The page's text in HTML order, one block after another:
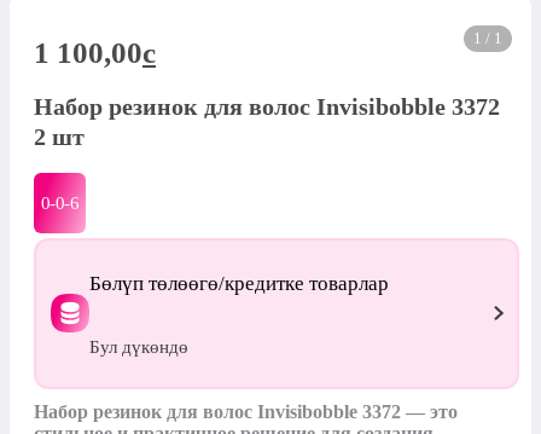
1 / 1
1 100,00c
Набор резинок для волос Invisibobble 3372
2 шт
0-0-6
Бөлүп төлөөгө/кредитке товарлар
Бул дүкөндө
Набор резинок для волос Invisibobble 3372 — это